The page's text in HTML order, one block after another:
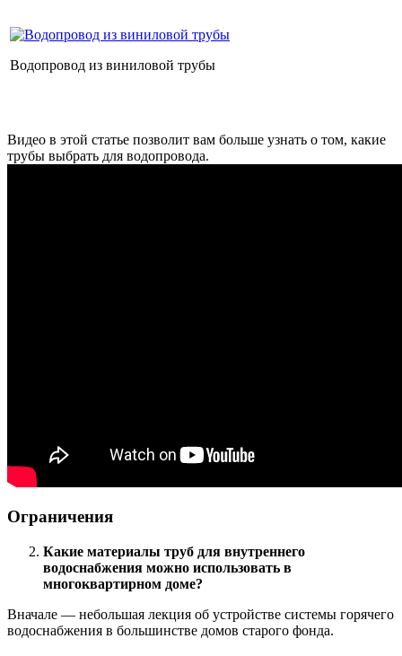
Водопровод из виниловой трубы
Видео в этой статье позволит вам больше узнать о том, какие
трубы выбрать для водопровода.
Ограничения
Какие материалы труб для внутреннего
водоснабжения можно использовать в
многоквартирном доме?
Вначале — небольшая лекция об устройстве системы горячего
водоснабжения в большинстве домов старого фонда.